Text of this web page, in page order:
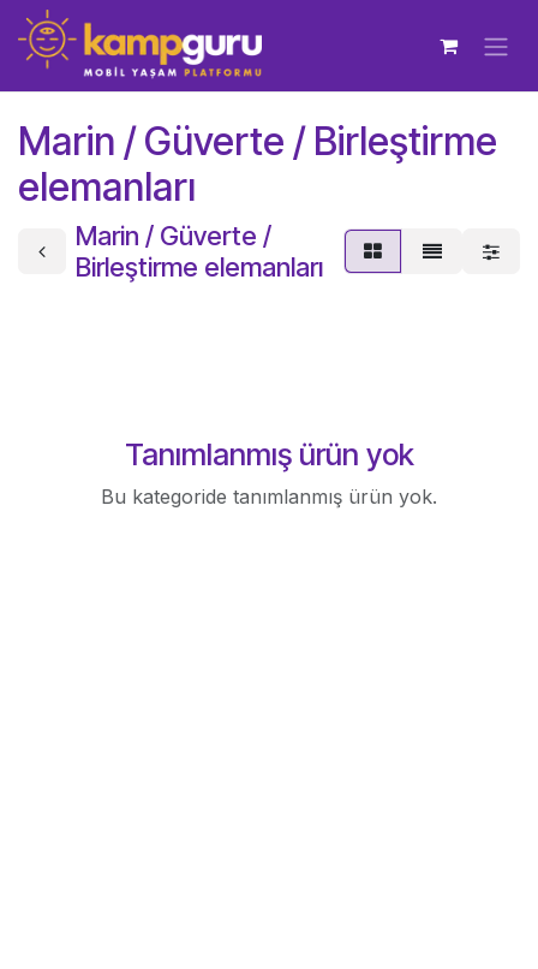
İçereği Atla
Marin / Güverte / Birleştirme
elemanları
Marin / Güverte /
Birleştirme elemanları
Tanımlanmış ürün yok
Bu kategoride tanımlanmış ürün yok.